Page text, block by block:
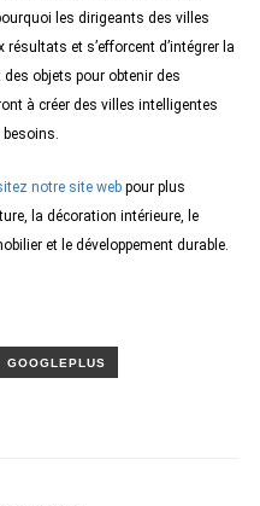
les dirigeants des villes
et s’efforcent d’intégrer la
objets pour obtenir des
à créer des villes intelligentes
notre site webpour plus
la décoration intérieure, le
et le développement durable.